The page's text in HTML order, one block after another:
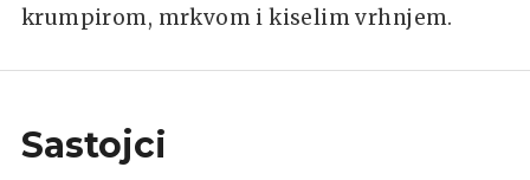
krumpirom, mrkvom i kiselim vrhnjem.
Sastojci